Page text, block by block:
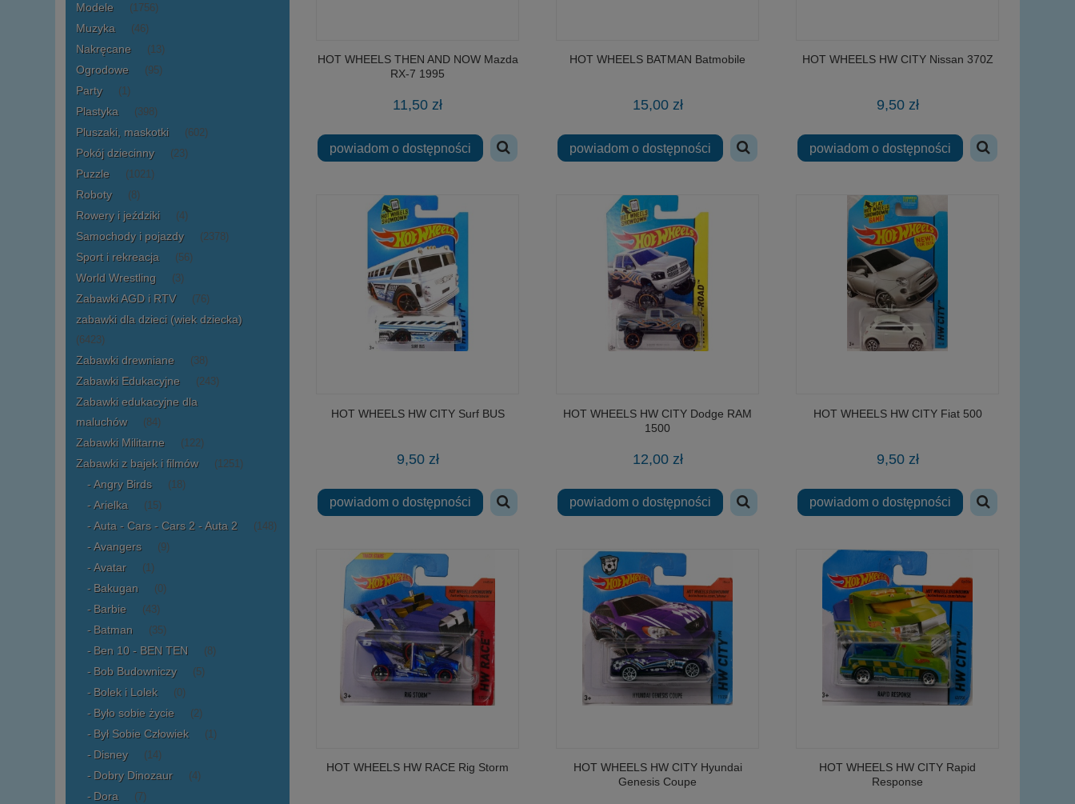
Modele (1756)
Muzyka (46)
Nakręcane (13)
Ogrodowe (95)
Party (1)
Plastyka (398)
Pluszaki, maskotki (602)
Pokój dziecinny (23)
Puzzle (1021)
Roboty (8)
Rowery i jeździki (4)
Samochody i pojazdy (2378)
Sport i rekreacja (56)
World Wrestling (3)
Zabawki AGD i RTV (76)
zabawki dla dzieci (wiek dziecka)
(6423)
Zabawki drewniane (38)
Zabawki Edukacyjne (243)
Zabawki edukacyjne dla
maluchów
(84)
Zabawki Militarne (122)
Zabawki z bajek i filmów (1251)
Angry Birds (18)
Arielka (15)
Auta - Cars - Cars 2 - Auta 2 (148)
Avangers (9)
Avatar (1)
Bakugan (0)
Barbie (43)
Batman (35)
Ben 10 - BEN TEN (8)
Bob Budowniczy (5)
Bolek i Lolek (0)
Było sobie życie (2)
Był Sobie Człowiek (1)
Disney (14)
Dobry Dinozaur (4)
Dora (7)
HOT WHEELS THEN AND NOW Mazda
RX-7 1995
11,50 zł
powiadom o dostępności
HOT WHEELS BATMAN Batmobile
15,00 zł
powiadom o dostępności
HOT WHEELS HW CITY Nissan 370Z
9,50 zł
powiadom o dostępności
HOT WHEELS HW CITY Surf BUS
9,50 zł
powiadom o dostępności
HOT WHEELS HW CITY Dodge RAM
1500
12,00 zł
powiadom o dostępności
HOT WHEELS HW CITY Fiat 500
9,50 zł
powiadom o dostępności
HOT WHEELS HW RACE Rig Storm
HOT WHEELS HW CITY Hyundai
Genesis Coupe
HOT WHEELS HW CITY Rapid
Response